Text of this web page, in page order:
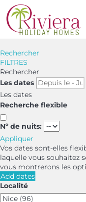
Rechercher
FILTRES
Rechercher
Les dates
Les dates
Recherche flexible
Nº de nuits:
Appliquer
Vos dates sont-elles
laquelle vous souhaitez
vous montrerons les
Add dates
Localité